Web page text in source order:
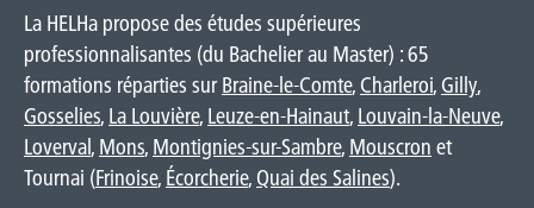
La HELHa propose des études supérieures
professionnalisantes (du Bachelier au Master) : 65
formations réparties surBraine-le-Comte, Charleroi, Gilly,
Gosselies, La Louvière, Leuze-en-Hainaut, Louvain-la-Neuve,
Loverval, Mons, Montignies-sur-Sambre, Mouscron et
Tournai (Frinoise, Écorcherie, Quai des Salines).